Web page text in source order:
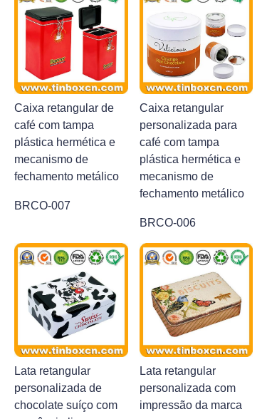
Caixa retangular de
café com tampa
plástica hermética e
mecanismo de
fechamento metálico
BRCO-007
Caixa retangular
personalizada para
café com tampa
plástica hermética e
mecanismo de
fechamento metálico
BRCO-006
Lata retangular
personalizada de
chocolate suíço com
Lata retangular
personalizada com
impressão da marca